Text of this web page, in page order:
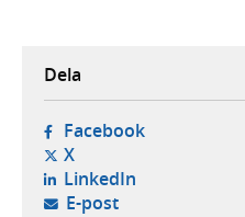
Dela
Facebook- öppnas i
X- öppnas i ny flik,
LinkedIn- öppnas i
E-post- öppnar din e-